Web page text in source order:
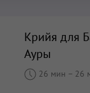
Крийя для
Ауры
26 мин – 26